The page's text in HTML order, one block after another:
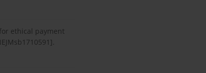
ethical payment